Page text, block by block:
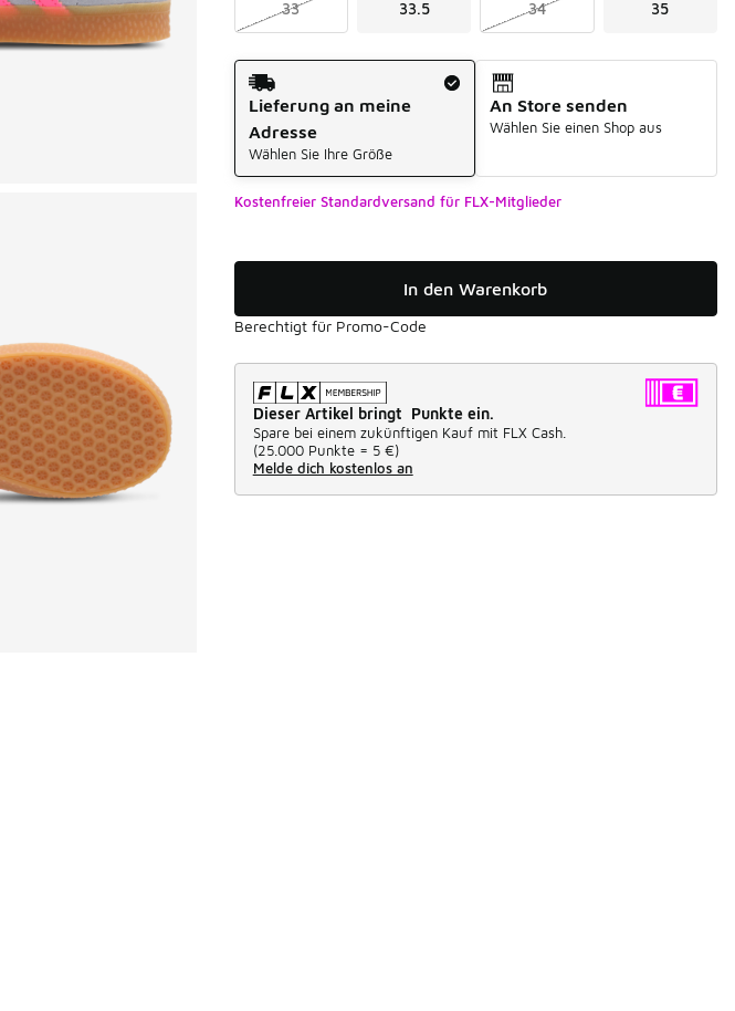
33 33.5 34 35
Versandart
Lieferung an meine
Adresse
Wählen Sie Ihre Größe
An Store senden
Wählen Sie einen Shop aus
Kostenfreier Standardversand für FLX-Mitglieder
In den Warenkorb
Berechtigt für Promo-Code
Dieser Artikel bringt Punkte ein.
Spare bei einem zukünftigen Kauf mit FLX Cash.
(25.000 Punkte = 5 €)
Melde dich kostenlos an